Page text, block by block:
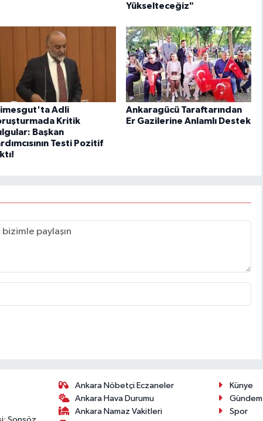
Yükselteceğiz"
Adli
Kritik
Başkan
Testi Pozitif
Ankaragücü Taraftarından
Er Gazilerine Anlamlı Destek
Ankara Nöbetçi Eczaneler
Ankara Hava Durumu
Ankara Namaz Vakitleri
Künye
Gündem
Spor